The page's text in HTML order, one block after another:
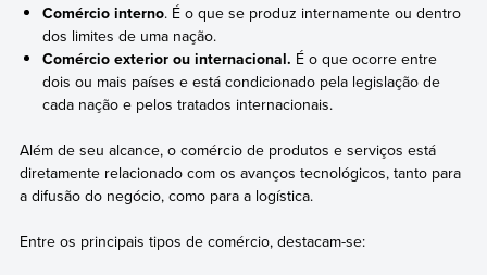
Comércio interno. É o que se produz internamente ou dentro
dos limites de uma nação.
Comércio exterior ou internacional. É o que ocorre entre
dois ou mais países e está condicionado pela legislação de
cada nação e pelos tratados internacionais.
Além de seu alcance, o comércio de produtos e serviços está
diretamente relacionado com os avanços tecnológicos, tanto para
a difusão do negócio, como para a logística.
Entre os principais tipos de comércio, destacam-se: